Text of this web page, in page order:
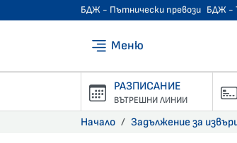
БДЖ - Пътнически превози БДЖ -
Меню
РАЗПИСАНИЕ
ВЪТРЕШНИ ЛИНИИ
Начало Задължение за